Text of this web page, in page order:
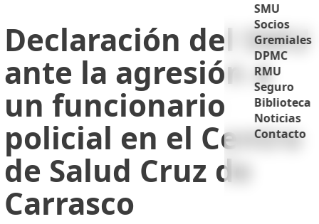
SMU
Socios
Gremiales
DPMC
RMU
Seguro
Biblioteca
Noticias
Contacto
Declaración del SMU
ante la agresión a
un funcionario
policial en el Centro
de Salud Cruz de
Carrasco